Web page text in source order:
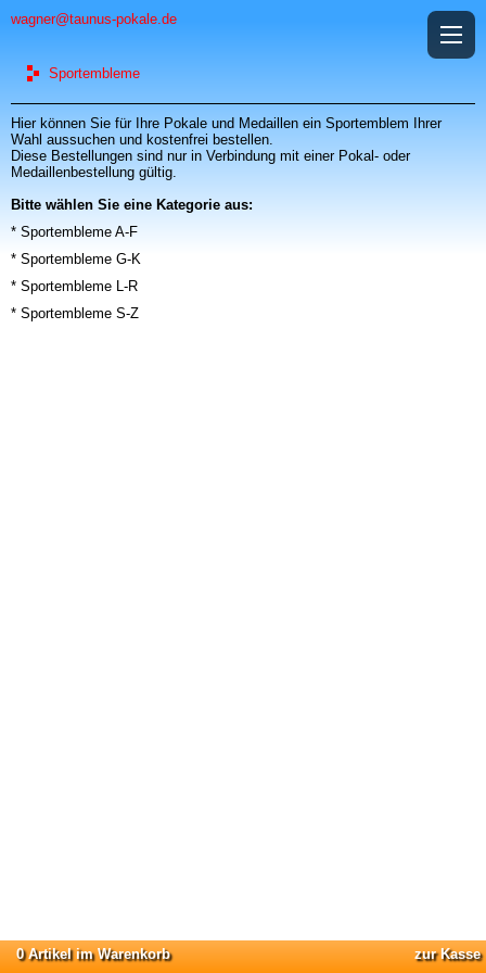
wagner@taunus-pokale.de
Sportembleme
Hier können Sie für Ihre Pokale und Medaillen ein Sportemblem
Ihrer
Wahl aussuchen und kostenfrei bestellen.
Diese Bestellungen sind nur in Verbindung mit einer Pokal- oder
Medaillenbestellung gültig.
Bitte wählen Sie eine Kategorie aus:
* Sportembleme A-F
* Sportembleme G-K
* Sportembleme L-R
* Sportembleme S-Z
0 Artikel im Warenkorb zur Kasse